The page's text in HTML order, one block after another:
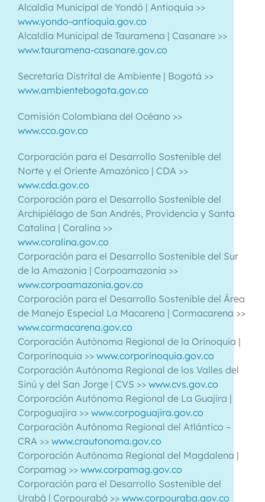
Alcaldía Municipal de Yondó | Antioquia >>
www.yondo-antioquia.gov.co
Alcaldía Municipal de Tauramena | Casanare >>
www.tauramena-casanare.gov.co
Secretaría Distrital de Ambiente | Bogotá >>
www.ambientebogota.gov.co
Comisión Colombiana del Océano >>
www.cco.gov.co
Corporación para el Desarrollo Sostenible del
Norte y el Oriente Amazónico | CDA >>
www.cda.gov.co
Corporación para el Desarrollo Sostenible del
Archipiélago de San Andrés, Providencia y Santa
Catalina | Coralina >>
www.coralina.gov.co
Corporación para el Desarrollo Sostenible del Sur
de la Amazonia | Corpoamazonia >>
www.corpoamazonia.gov.co
Corporación para el Desarrollo Sostenible del Área
de Manejo Especial La Macarena | Cormacarena >>
www.cormacarena.gov.co
Corporación Autónoma Regional de la Orinoquia |
Corporinoquia >> www.corporinoquia.gov.co
Corporación Autónoma Regional de los Valles del
Sinú y del San Jorge | CVS >> www.cvs.gov.co
Corporación Autónoma Regional de La Guajira |
Corpoguajira >> www.corpoguajira.gov.co
Corporación Autónoma Regional del Atlántico –
CRA >> www.crautonoma.gov.co
Corporación Autónoma Regional del Magdalena |
Corpamag >> www.corpamag.gov.co
Corporación para el Desarrollo Sostenible del
Urabá | Corpourabá >> www.corpouraba.gov.co